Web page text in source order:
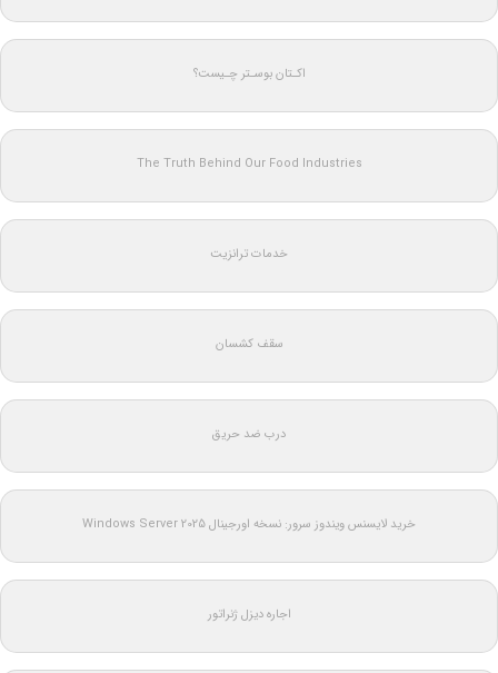
اکـتان بوسـتر چـیست؟
The Truth Behind Our Food Industries
خدمات ترانزیت
سقف کشسان
درب ضد حریق
خرید لایسنس ویندوز سرور: نسخه اورجینال Windows Server 2025
اجاره دیزل ژنراتور